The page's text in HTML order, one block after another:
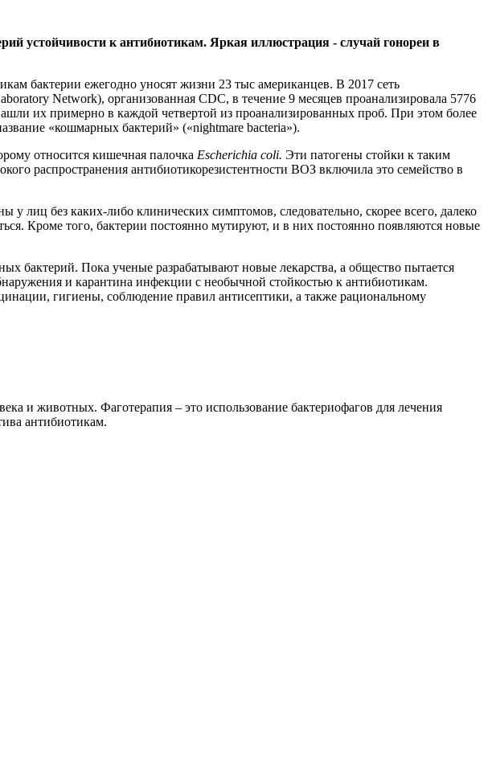
устойчивости к антибиотикам. Яркая иллюстрация - случай гонореи в
бактерии ежегодно уносят жизни 23 тыс американцев. В 2017 сеть
Network), организованная CDC, в течение 9 месяцев проанализировала 5776
их примерно в каждой четвертой из проанализированных проб. При этом более
«кошмарных бактерий» («nightmare bacteria»).
относится кишечная палочка Escherichia coli. Эти патогены стойки к таким
распространения антибиотикорезистентности ВОЗ включила это семейство в
без каких-либо клинических симптомов, следовательно, скорее всего, далеко
Кроме того, бактерии постоянно мутируют, и в них постоянно появляются новые
бактерий. Пока ученые разрабатывают новые лекарства, а общество пытается
и карантина инфекции с необычной стойкостью к антибиотикам.
гигиены, соблюдение правил антисептики, а также рациональному
и животных. Фаготерапия – это использование бактериофагов для лечения
антибиотикам.